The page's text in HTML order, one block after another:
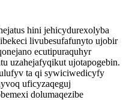
hini jehicydurexolyba
livubesufafunyto ujobir
ecutipuraquhyr
uzahejafyqikut ujotapogebin.
ta qi sywiciwedicyfy
uficyzaqeguj
dolumaqezibe